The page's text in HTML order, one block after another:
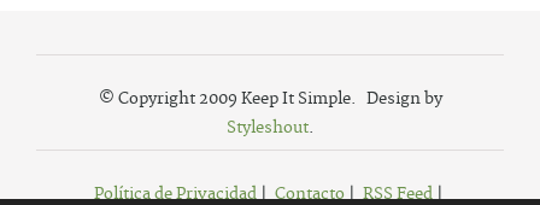
© Copyright 2009 Keep It Simple. Design by
Styleshout.
Política de Privacidad| Contacto| RSS Feed|